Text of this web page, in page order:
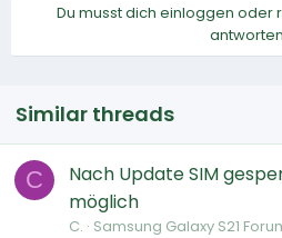
Du musst dich einloggen oder
Similar threads
C
Nach Update SIM
möglich
C. Samsung Galaxy S21